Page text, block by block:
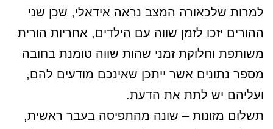
למרות שלכאורה המצב נראה אידאלי, שכן שני
ההורים יזכו לזמן שווה עם הילדים, אחריות הורית
משותפת וחלוקת זמני שהות שווה טומנת בחובה
מספר נתונים אשר ייתכן שאינכם מודעים להם,
ועליהם יש לתת את הדעת.
תשלום מזונות – שונה מהתפיסה בעבר ראשית,